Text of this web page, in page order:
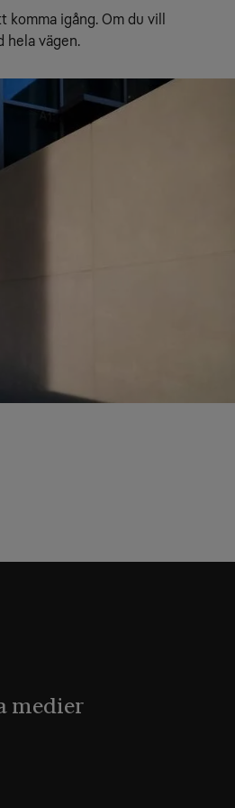
igång. Om du vill
hela vägen.
medier